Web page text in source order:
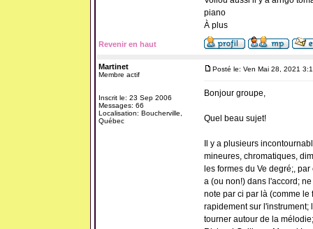
piano
À plus
Revenir en haut
Martinet
Membre actif
Inscrit le: 23 Sep 2006
Messages: 66
Localisation: Boucherville,
Québec
Posté le: Ven Mai 28, 2021
Bonjour groupe,
Quel beau sujet!
Il y a plusieurs
mineures, chromatiques,
les formes du Ve degré;,
a (ou non!) dans l'accord;
note par ci par là (comme
rapidement sur l'instrument;
tourner autour de la